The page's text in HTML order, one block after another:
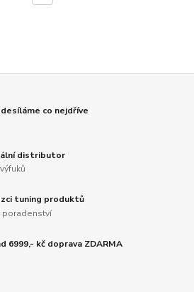
co nejdříve
distributor
tuning produktů
poradenství
6999,- kč doprava ZDARMA